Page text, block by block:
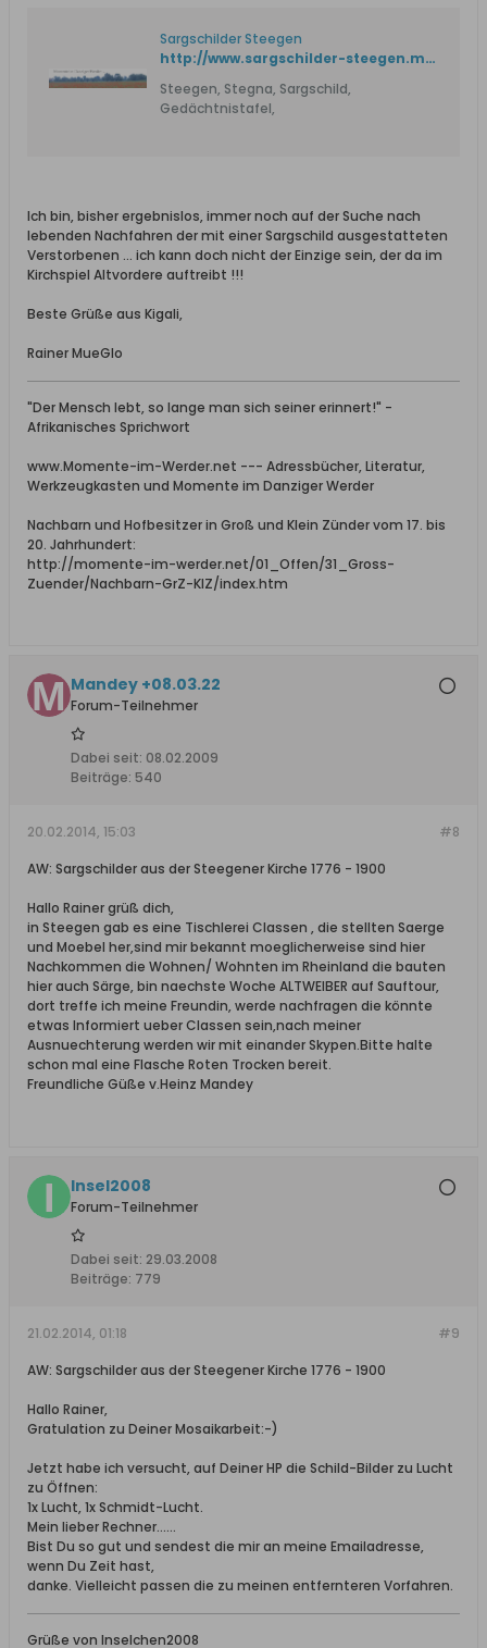
Sargschilder Steegen
http://www.sargschilder-steegen.momente-im-werder.net/
Steegen, Stegna, Sargschild,
Gedächtnistafel,
Ich bin, bisher ergebnislos, immer noch auf der Suche nach
lebenden Nachfahren der mit einer Sargschild ausgestatteten
Verstorbenen ... ich kann doch nicht der Einzige sein, der da im
Kirchspiel Altvordere auftreibt !!!
Beste Grüße aus Kigali,
Rainer MueGlo
"Der Mensch lebt, so lange man sich seiner erinnert!" -
Afrikanisches Sprichwort
www.Momente-im-Werder.net --- Adressbücher, Literatur,
Werkzeugkasten und Momente im Danziger Werder
Nachbarn und Hofbesitzer in Groß und Klein Zünder vom 17. bis
20. Jahrhundert:
http://momente-im-werder.net/01_Offen/31_Gross-
Zuender/Nachbarn-GrZ-KlZ/index.htm
Mandey +08.03.22
Forum-Teilnehmer
Dabei seit: 08.02.2009
Beiträge: 540
#8
20.02.2014, 15:03
AW: Sargschilder aus der Steegener Kirche 1776 - 1900
Hallo Rainer grüß dich,
in Steegen gab es eine Tischlerei Classen , die stellten Saerge
und Moebel her,sind mir bekannt moeglicherweise sind hier
Nachkommen die Wohnen/ Wohnten im Rheinland die bauten
hier auch Särge, bin naechste Woche ALTWEIBER auf Sauftour,
dort treffe ich meine Freundin, werde nachfragen die könnte
etwas Informiert ueber Classen sein,nach meiner
Ausnuechterung werden wir mit einander Skypen.Bitte halte
schon mal eine Flasche Roten Trocken bereit.
Freundliche Güße v.Heinz Mandey
Insel2008
Forum-Teilnehmer
Dabei seit: 29.03.2008
Beiträge: 779
#9
21.02.2014, 01:18
AW: Sargschilder aus der Steegener Kirche 1776 - 1900
Hallo Rainer,
Gratulation zu Deiner Mosaikarbeit:-)
Jetzt habe ich versucht, auf Deiner HP die Schild-Bilder zu Lucht
zu Öffnen:
1x Lucht, 1x Schmidt-Lucht.
Mein lieber Rechner......
Bist Du so gut und sendest die mir an meine Emailadresse,
wenn Du Zeit hast,
danke. Vielleicht passen die zu meinen entfernteren Vorfahren.
Grüße von Inselchen2008